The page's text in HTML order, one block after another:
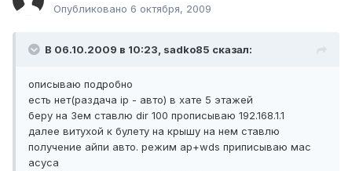
Опубликовано 6 октября, 2009
В 06.10.2009 в 10:23, sadko85 сказал:
описываю подробно
есть нет(раздача ip - авто) в хате 5 этажей
беру на 3ем ставлю dir 100 прописываю 192.168.1.1
далее витухой к булету на крышу на нем ставлю
получение айпи авто. режим ap+wds приписываю мас
асуса